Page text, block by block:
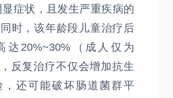
症状，且发生严重疾病的
时，该年龄段儿童治疗后
达20%~30%（成人仅为
反复治疗不仅会增加抗生
，还可能破坏肠道菌群平